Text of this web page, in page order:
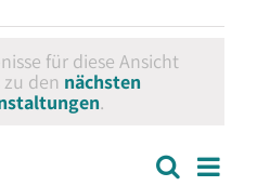
für diese Ansicht
den nächsten
.
Suche
Monat